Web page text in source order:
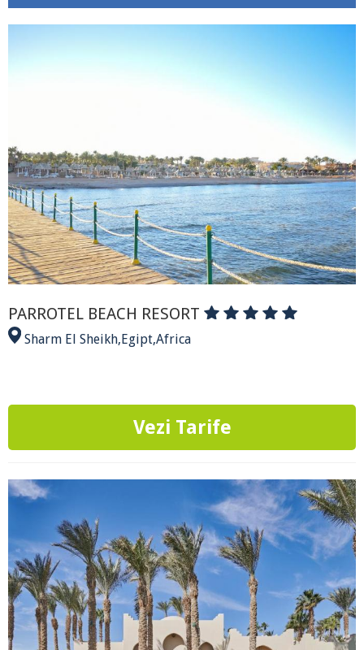
PARROTEL BEACH RESORT
Sharm El Sheikh,Egipt,Africa
Vezi Tarife